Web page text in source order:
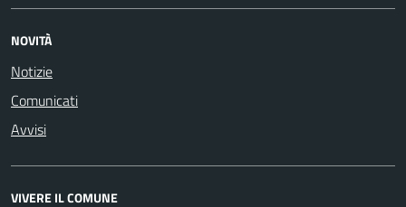
NOVITÀ
Notizie
Comunicati
Avvisi
VIVERE IL COMUNE